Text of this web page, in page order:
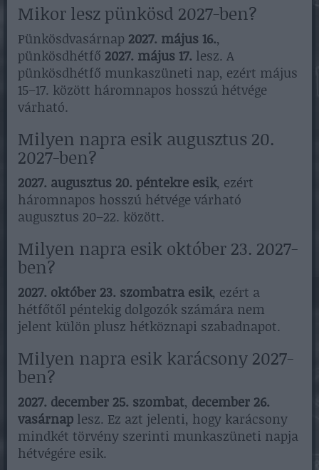
Mikor lesz pünkösd 2027-ben?
Pünkösdvasárnap 2027. május 16.,
pünkösdhétfő 2027. május 17. lesz. A
pünkösdhétfő munkaszüneti nap, ezért május
15–17. között háromnapos hosszú hétvége
várható.
Milyen napra esik augusztus 20.
2027-ben?
2027. augusztus 20. péntekre esik, ezért
háromnapos hosszú hétvége várható
augusztus 20–22. között.
Milyen napra esik október 23. 2027-
ben?
2027. október 23. szombatra esik, ezért a
hétfőtől péntekig dolgozók számára nem
jelent külön plusz hétköznapi szabadnapot.
Milyen napra esik karácsony 2027-
ben?
2027. december 25. szombat, december 26.
vasárnap lesz. Ez azt jelenti, hogy karácsony
mindkét törvény szerinti munkaszüneti napja
hétvégére esik.